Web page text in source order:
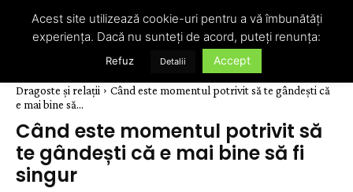
Dragoste și relații
Când este momentul potrivit să te gândești că
e mai bine să...
Când este momentul potrivit să
te gândești că e mai bine să fi
singur
Acest site utilizează cookie-uri pentru a vă îmbunătăți
experiența. Dacă nu sunteți de acord, puteți renunța:
Refuz Detalii Accept